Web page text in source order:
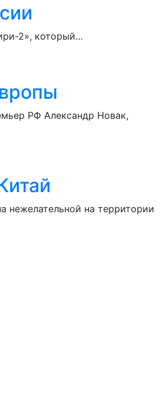
2», который…
РФ Александр Новак,
нежелательной на территории